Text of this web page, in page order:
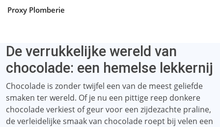
Proxy Plomberie
De verrukkelijke wereld van
chocolade: een hemelse lekkernij
Chocolade is zonder twijfel een van de meest geliefde
smaken ter wereld. Of je nu een pittige reep donkere
chocolade verkiest of geur voor een zijdezachte praline,
de verleidelijke smaak van chocolade roept bij velen een